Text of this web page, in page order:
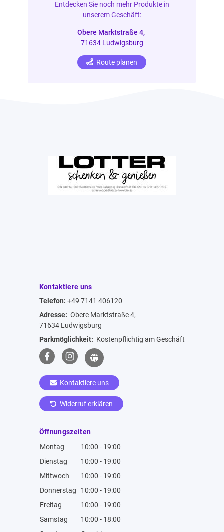
Entdecken Sie noch mehr Produkte in
unserem Geschäft:
Obere Marktstraße 4,
71634 Ludwigsburg
Route planen
Kontaktiere uns
Telefon: +49 7141 406120
Adresse: Obere Marktstraße 4,
71634 Ludwigsburg
Parkmöglichkeit: Kostenpflichtig am Geschäft
Kontaktiere uns
Widerruf erklären
Öffnungszeiten
Montag
10:00 - 19:00
Dienstag
10:00 - 19:00
Mittwoch
10:00 - 19:00
Donnerstag
10:00 - 19:00
Freitag
10:00 - 19:00
Samstag
10:00 - 18:00